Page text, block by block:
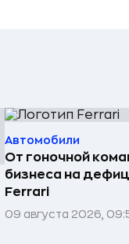
Автомобили
От гоночной
бизнеса на
Ferrari
09 августа 2026,